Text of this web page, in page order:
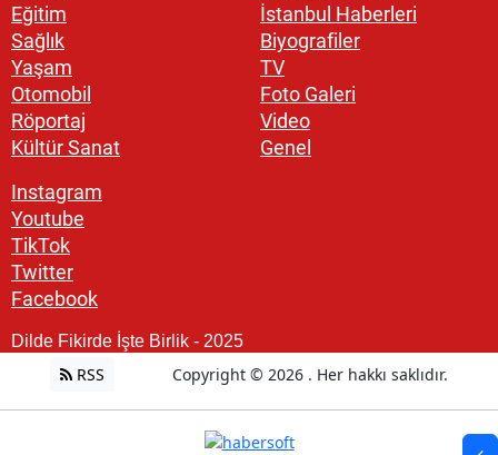
Eğitim
Sağlık
Yaşam
Otomobil
Röportaj
Kültür Sanat
İstanbul Haberleri
Biyografiler
TV
Foto Galeri
Video
Genel
Instagram
Youtube
TikTok
Twitter
Facebook
Dilde Fikirde İşte Birlik - 2025
RSS Copyright © 2026 . Her hakkı saklıdır.